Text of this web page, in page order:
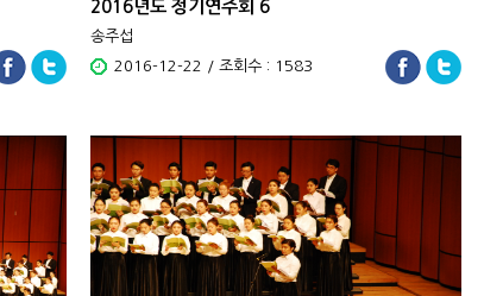
2016년도 정기연주회 6
송주섭
2016-12-22 / 조회수 : 1583